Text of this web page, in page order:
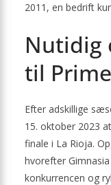
2011, en bedrift
Nutidig
til
Efter adskillige
15. oktober 2023
finale i La Rioja.
hvorefter
konkurrencen og